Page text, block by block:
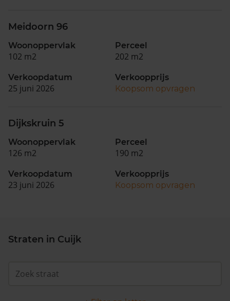
Meidoorn 96
Woonoppervlak
102 m2
Perceel
202 m2
Verkoopdatum
25 juni 2026
Verkoopprijs
Koopsom opvragen
Dijkskruin 5
Woonoppervlak
126 m2
Perceel
190 m2
Verkoopdatum
23 juni 2026
Verkoopprijs
Koopsom opvragen
Straten in Cuijk